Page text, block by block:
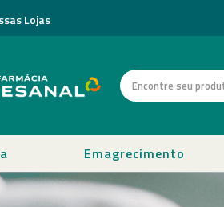
Lojas
Emagrecimento